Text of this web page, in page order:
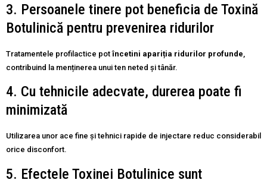
3. Persoanele tinere pot beneficia de Toxină
Botulinică pentru prevenirea ridurilor
Tratamentele profilactice potîncetini apariția ridurilor profunde
contribuind la menținerea unui ten neted și tânăr.
4. Cu tehnicile adecvate, durerea poate fi
minimizată
Utilizarea unor ace fine și tehnici rapide de injectare reduc considerabil
orice disconfort.
5. Efectele Toxinei Botulinice sunt